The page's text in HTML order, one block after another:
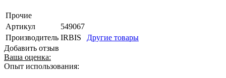
Прочие
Артикул
549067
Производитель IRBIS
Другие товары
Добавить отзыв
Ваша оценка:
Опыт использования: